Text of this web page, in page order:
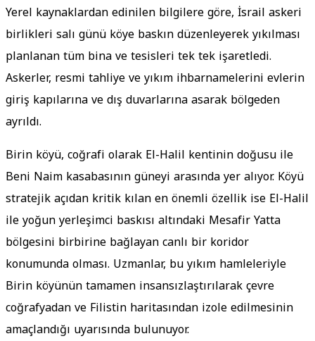
Yerel kaynaklardan edinilen bilgilere göre, İsrail askeri
birlikleri salı günü köye baskın düzenleyerek yıkılması
planlanan tüm bina ve tesisleri tek tek işaretledi.
Askerler, resmi tahliye ve yıkım ihbarnamelerini evlerin
giriş kapılarına ve dış duvarlarına asarak bölgeden
ayrıldı.
Birin köyü, coğrafi olarak El-Halil kentinin doğusu ile
Beni Naim kasabasının güneyi arasında yer alıyor. Köyü
stratejik açıdan kritik kılan en önemli özellik ise El-Halil
ile yoğun yerleşimci baskısı altındaki Mesafir Yatta
bölgesini birbirine bağlayan canlı bir koridor
konumunda olması. Uzmanlar, bu yıkım hamleleriyle
Birin köyünün tamamen insansızlaştırılarak çevre
coğrafyadan ve Filistin haritasından izole edilmesinin
amaçlandığı uyarısında bulunuyor.